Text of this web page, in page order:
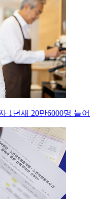
1년새 20만6000명 늘어